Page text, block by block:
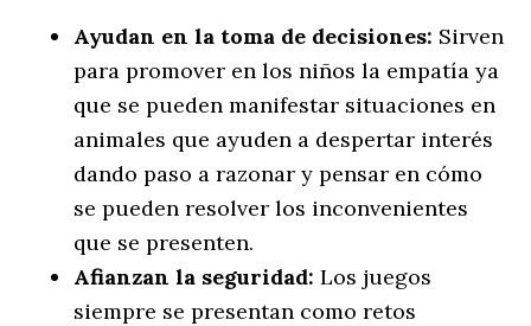
Ayudan en la toma de decisiones: Sirven
para promover en los niños la empatía ya
que se pueden manifestar situaciones en
animales que ayuden a despertar interés
dando paso a razonar y pensar en cómo
se pueden resolver los inconvenientes
que se presenten.
Afianzan la seguridad:Los juegos
siempre se presentan como retos